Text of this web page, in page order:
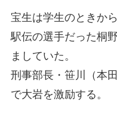
宝生は学生のときか
駅伝の選手だった桐
ましていた。
刑事部長・笹川（本
で大岩を激励する。